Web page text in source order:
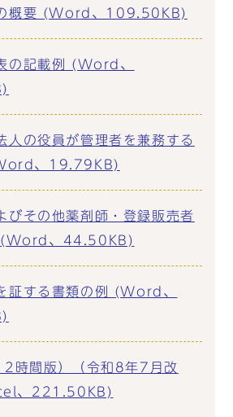
概要 (Word、109.50KB)
の記載例 (Word、
人の役員が管理者を兼務する
、19.79KB)
びその他薬剤師・登録販売者
(Word、44.50KB)
証する書類の例 (Word、
時間版）（令和8年7月改
、221.50KB)